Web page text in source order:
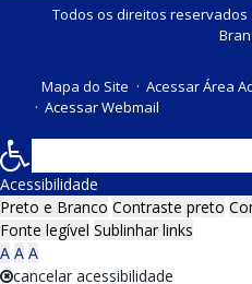
Todos os direitos reservados
Mapa do Site
Acessar Área
Acessar Webmail
Acessibilidade
Preto e Branco Contraste preto
Fonte legível Sublinhar links
A A A
cancelar acessibilidade